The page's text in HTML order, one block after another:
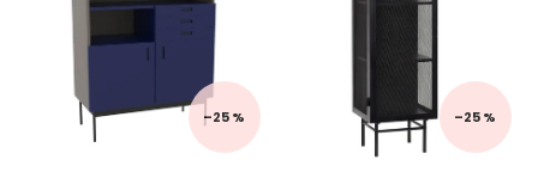
–25 % –25 %